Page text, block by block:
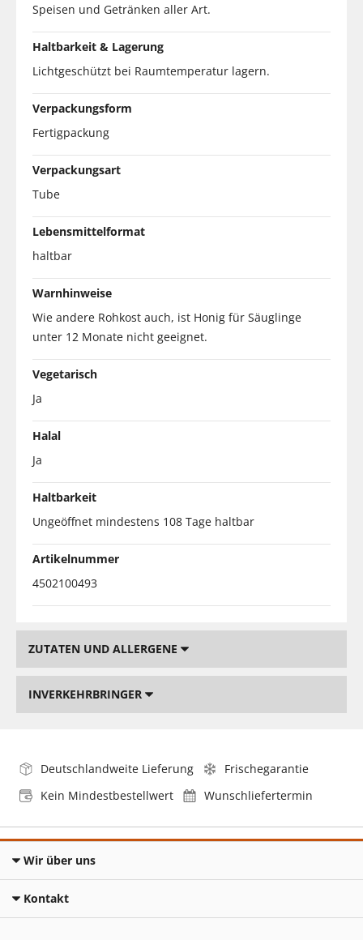
Speisen und Getränken aller Art.
Haltbarkeit & Lagerung
Lichtgeschützt bei Raumtemperatur lagern.
Verpackungsform
Fertigpackung
Verpackungsart
Tube
Lebensmittelformat
haltbar
Warnhinweise
Wie andere Rohkost auch, ist Honig für Säuglinge
unter 12 Monate nicht geeignet.
Vegetarisch
Ja
Halal
Ja
Haltbarkeit
Ungeöffnet mindestens 108 Tage haltbar
Artikelnummer
4502100493
ZUTATEN UND ALLERGENE
INVERKEHRBRINGER
Deutschlandweite Lieferung
Frischegarantie
Kein Mindestbestellwert
Wunschliefertermin
Wir über uns
Kontakt